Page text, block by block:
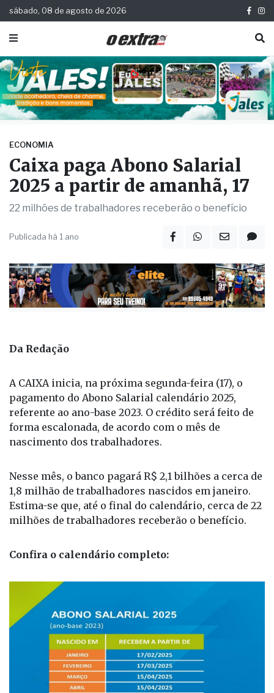
sábado, 08 de agosto de 2026
ECONOMIA
Caixa paga Abono Salarial
2025 a partir de amanhã, 17
22 milhões de trabalhadores receberão o benefício
Publicada há 1 ano
Da Redação
A CAIXA inicia, na próxima segunda-feira (17), o
pagamento do Abono Salarial calendário 2025,
referente ao ano-base 2023. O crédito será feito de
forma escalonada, de acordo com o mês de
nascimento dos trabalhadores.
Nesse mês, o banco pagará R$ 2,1 bilhões a cerca de
1,8 milhão de trabalhadores nascidos em janeiro.
Estima-se que, até o final do calendário, cerca de 22
milhões de trabalhadores receberão o benefício.
Confira o calendário completo: